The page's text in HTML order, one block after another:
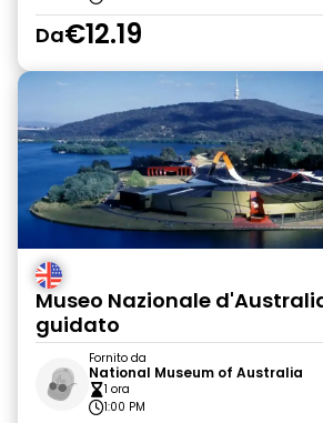
Da€12.19
Museo Nazionale
guidato
Fornito da
National Museum of Australia
1 ora
1:00 PM